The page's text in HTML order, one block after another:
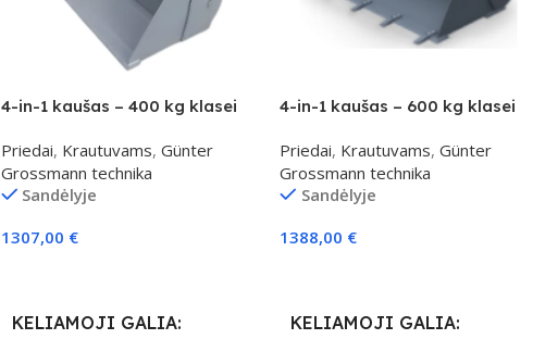
4-in-1 kaušas – 400 kg klasei
Priedai, Krautuvams, Günter
Grossmann technika
Sandėlyje
1307,00 €
KELIAMOJI GALIA
4-in-1 kaušas – 600 kg klasei
Priedai, Krautuvams, Günter
Grossmann technika
Sandėlyje
1388,00 €
KELIAMOJI GALIA